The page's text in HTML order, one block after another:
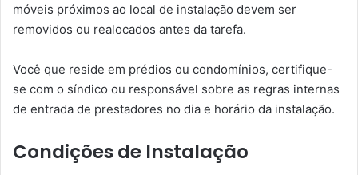
móveis próximos ao local de instalação devem ser
removidos ou realocados antes da tarefa.
Você que reside em prédios ou condomínios, certifique-
se com o síndico ou responsável sobre as regras internas
de entrada de prestadores no dia e horário da instalação.
Condições de Instalação